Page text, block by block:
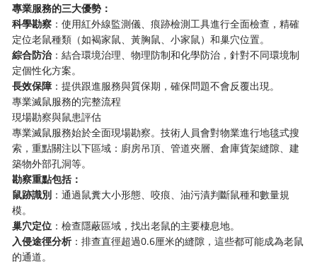
專業服務的三大優勢：
科學勘察 ：使用紅外線監測儀、痕跡檢測工具進行全面檢查，精確
定位老鼠種類（如褐家鼠、黃胸鼠、小家鼠）和巢穴位置。
綜合防治：結合環境治理、物理防制和化學防治，針對不同環境制
定個性化方案。
長效保障 ：提供跟進服務與質保期，確保問題不會反覆出現。
專業滅鼠服務的完整流程
現場勘察與鼠患評估
專業滅鼠服務始於全面現場勘察。技術人員會對物業進行地毯式搜
索，重點關注以下區域：廚房吊頂、管道夾層、倉庫貨架縫隙、建
築物外部孔洞等。
勘察重點包括：
鼠跡識別 ：通過鼠糞大小形態、咬痕、油污漬判斷鼠種和數量規
模。
巢穴定位 ：檢查隱蔽區域，找出老鼠的主要棲息地。
入侵途徑分析：排查直徑超過0.6厘米的縫隙，這些都可能成為老鼠
的通道。